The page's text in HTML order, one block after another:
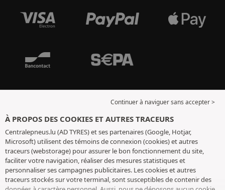
Continuer à naviguer sans accepter >
À PROPOS DES COOKIES ET AUTRES TRACEURS
Centralepneus.lu (AD TYRES) et ses partenaires (Google, Hotjar,
Microsoft) utilisent des témoins de connexion (cookies) et autres
traceurs (webstorage) pour assurer le bon fonctionnement du site,
faciliter votre navigation, réaliser des mesures statistiques et
personnaliser ses campagnes publicitaires. Les cookies et autres
traceurs stockés sur votre terminal, sont susceptibles de contenir des